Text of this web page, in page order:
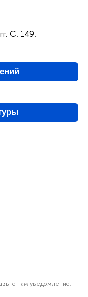
С. 149.
нам уведомление.